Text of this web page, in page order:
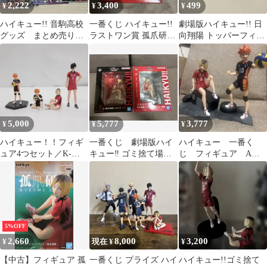
¥2,222
ハイキュー!! 音駒高校
グッズ まとめ売り
孤爪研磨
¥3,400
一番くじ ハイキュー!!
ラストワン賞 孤爪研磨
¥499
劇場版ハイキュー!! 日
向翔陽 トッパーフィギ
ュア付きドリンクホル
ダー
¥5,000
ハイキュー！！フィギ
ュア4つセット／K-
0058M
¥5,777
一番くじ 劇場版ハイ
キュー‼︎ ゴミ捨て場の
決戦 B賞ラストワン
¥3,777
ハイキュー 一番く
じ フィギュア A
賞 日向翔陽+ラストワ
ン 孤爪研磨 セット
5%OFF
¥ 2,660
【中古】フィギュア 孤
現在 ¥8,000
一番くじ プライズ ハイ
¥3,200
ハイキュー!!ゴミ捨て